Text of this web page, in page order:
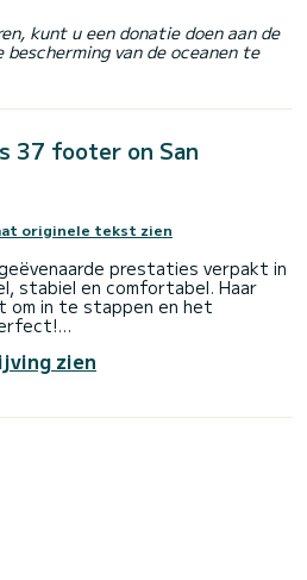
kunt u een donatie doen aan de
van de oceanen te
37 footer on San
originele tekst zien
prestaties verpakt in
stabiel en comfortabel. Haar
om in te stappen en het
personen bent, boek dan de
andere boten op deze site.
zien